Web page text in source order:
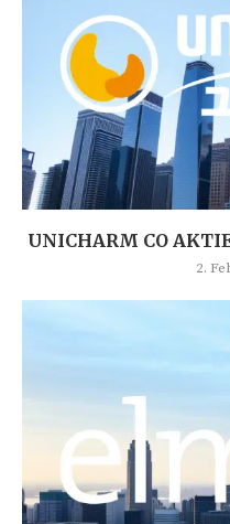
UNICHARM CO
2.